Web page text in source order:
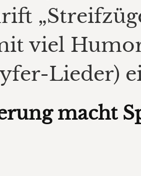
viel
Lieder)
macht